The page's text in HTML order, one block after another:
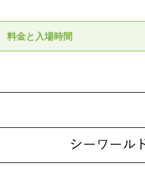
料金と入場時間